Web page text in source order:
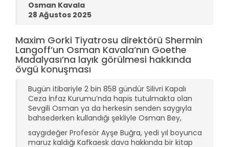
Osman Kavala
28 Ağustos 2025
Maxim Gorki Tiyatrosu direktörü Shermin
Langoff’un Osman Kavala’nın Goethe
Madalyası’na layık görülmesi hakkında
övgü konuşması
Bugün itibariyle 2 bin 858 gündür Silivri Kapalı
Ceza İnfaz Kurumu’nda hapis tutulmakta olan
Sevgili Osman ya da herkesin senden saygıyla
bahsederken kullandığı şekliyle Osman Bey,
saygıdeğer Profesör Ayşe Buğra, yedi yıl boyunca
maruz kaldığı Kafkaesk dava hakkında bir kitap